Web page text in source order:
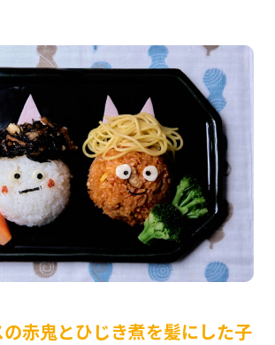
赤鬼とひじき煮を髪にした子